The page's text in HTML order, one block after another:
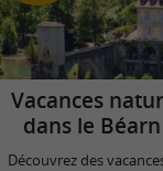
Vacances
dans le
Découvrez des